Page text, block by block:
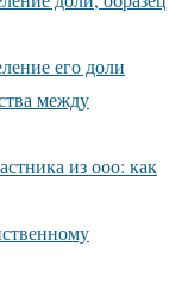
его доли
между
из ооо: как